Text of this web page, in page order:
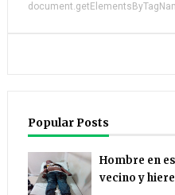
Popular Posts
Hombre en
vecino y